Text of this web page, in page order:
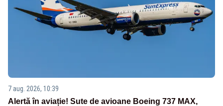
7 aug. 2026, 10:39
Alertă în aviație! Sute de avioane Boeing 737 MAX,